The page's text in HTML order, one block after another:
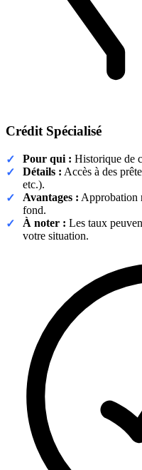
Crédit Spécialisé
Pour qui : Historique de
Détails : Accès à des
etc.).
Avantages : Approbation
fond.
À noter : Les taux
votre situation.